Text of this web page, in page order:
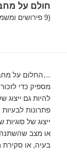
חולם על
(9 פירושים ומשמעויות של חלומות על מחברות)
…החלום על
מספיק כדי
להיות גם ייצוג
פתרונות
ייצוג של
או מצב
בעיה, או